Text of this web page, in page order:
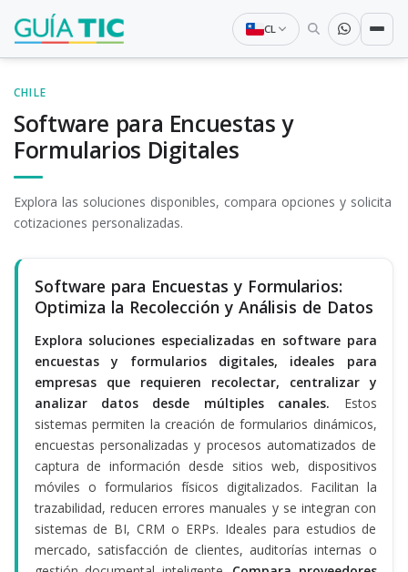
CL
CHILE
Software para Encuestas y
Formularios Digitales
Explora las soluciones disponibles, compara opciones y solicita
cotizaciones personalizadas.
Software para Encuestas y Formularios:
Optimiza la Recolección y Análisis de Datos
Explora soluciones especializadas en software para
encuestas y formularios digitales, ideales para
empresas que requieren recolectar, centralizar y
analizar datos desde múltiples canales. Estos
sistemas permiten la creación de formularios dinámicos,
encuestas personalizadas y procesos automatizados de
captura de información desde sitios web, dispositivos
móviles o formularios físicos digitalizados. Facilitan la
trazabilidad, reducen errores manuales y se integran con
sistemas de BI, CRM o ERPs. Ideales para estudios de
mercado, satisfacción de clientes, auditorías internas o